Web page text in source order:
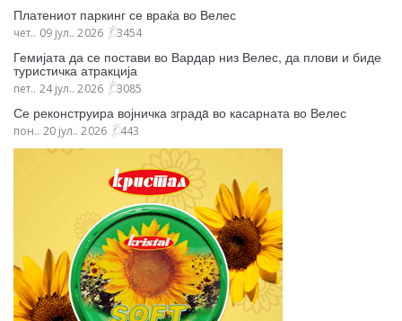
Платениот паркинг се враќа во Велес
чет.. 09 јул.. 2026 3454
Гемијата да се постави во Вардар низ Велес, да плови и биде
туристичка атракција
пет.. 24 јул.. 2026 3085
Се реконструира војничка зградa во касарната во Велес
пон.. 20 јул.. 2026 443